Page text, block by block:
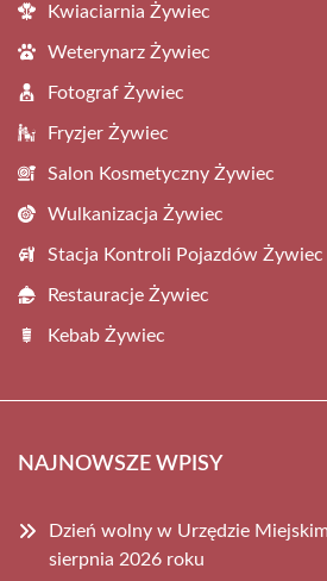
Kwiaciarnia Żywiec
Weterynarz Żywiec
Fotograf Żywiec
Fryzjer Żywiec
Salon Kosmetyczny Żywiec
Wulkanizacja Żywiec
Stacja Kontroli Pojazdów Żywiec
Restauracje Żywiec
Kebab Żywiec
NAJNOWSZE WPISY
Dzień wolny w Urzędzie
sierpnia 2026 roku